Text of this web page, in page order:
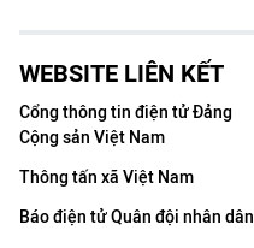
Media Kinh tế
WEBSITE LIÊN KẾT
Cổng thông tin điện tử Đảng
Cộng sản Việt Nam
Thông tấn xã Việt Nam
Báo điện tử Quân đội nhân dân